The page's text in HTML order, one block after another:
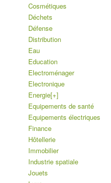
Cosmétiques
Déchets
Défense
Distribution
Eau
Education
Electroménager
Electronique
Energie[+]
Equipements de santé
Equipements électriques
Finance
Hôtellerie
Immobilier
Industrie spatiale
Jouets